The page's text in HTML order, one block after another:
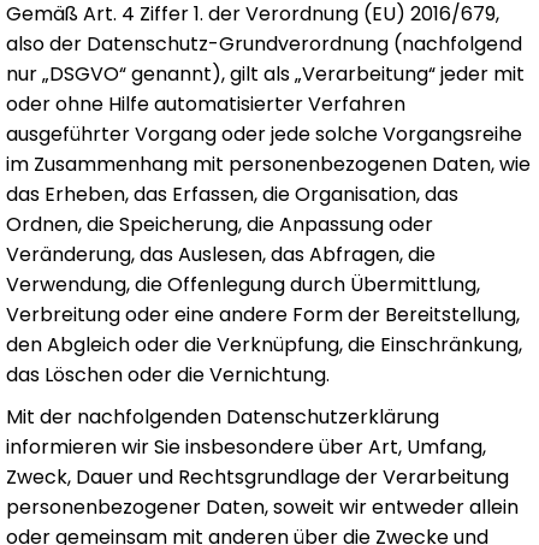
Gemäß Art. 4 Ziffer 1. der Verordnung (EU) 2016/679,
also der Datenschutz-Grundverordnung (nachfolgend
nur „DSGVO“ genannt), gilt als „Verarbeitung“ jeder mit
oder ohne Hilfe automatisierter Verfahren
ausgeführter Vorgang oder jede solche Vorgangsreihe
im Zusammenhang mit personenbezogenen Daten, wie
das Erheben, das Erfassen, die Organisation, das
Ordnen, die Speicherung, die Anpassung oder
Veränderung, das Auslesen, das Abfragen, die
Verwendung, die Offenlegung durch Übermittlung,
Verbreitung oder eine andere Form der Bereitstellung,
den Abgleich oder die Verknüpfung, die Einschränkung,
das Löschen oder die Vernichtung.
Mit der nachfolgenden Datenschutzerklärung
informieren wir Sie insbesondere über Art, Umfang,
Zweck, Dauer und Rechtsgrundlage der Verarbeitung
personenbezogener Daten, soweit wir entweder allein
oder gemeinsam mit anderen über die Zwecke und